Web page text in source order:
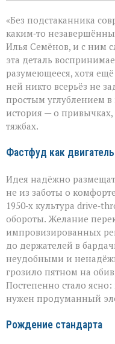
«Без подстаканника
каким‑то
Илья Семёнов, и с ним
эта деталь
разумеющееся, хотя
ней никто всерьёз не
простым углублением в
история — о
тяжбах.
Фастфуд как
Идея надёжно
не из заботы о
1950‑х культура
обороты. Желание
импровизированных
до держателей в
неудобными и
грозило пятном на
Постепенно стало
нужен продуманный
Рождение стандарта